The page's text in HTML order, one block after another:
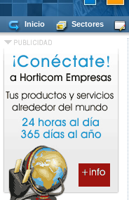
Inicio Sectores